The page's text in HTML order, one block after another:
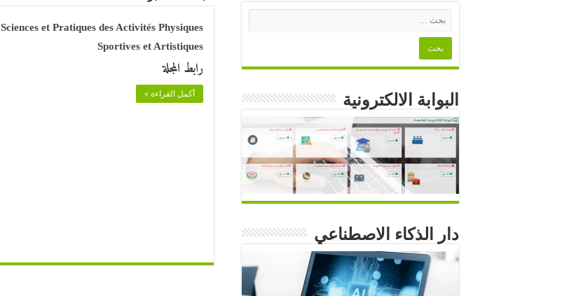
Sciences et Pratiques des Activités Physiques
Sportives et Artistiques
رابط المجلة
أكمل القراءة » البوابة الالكترونية
دار الذكاء الاصطناعي